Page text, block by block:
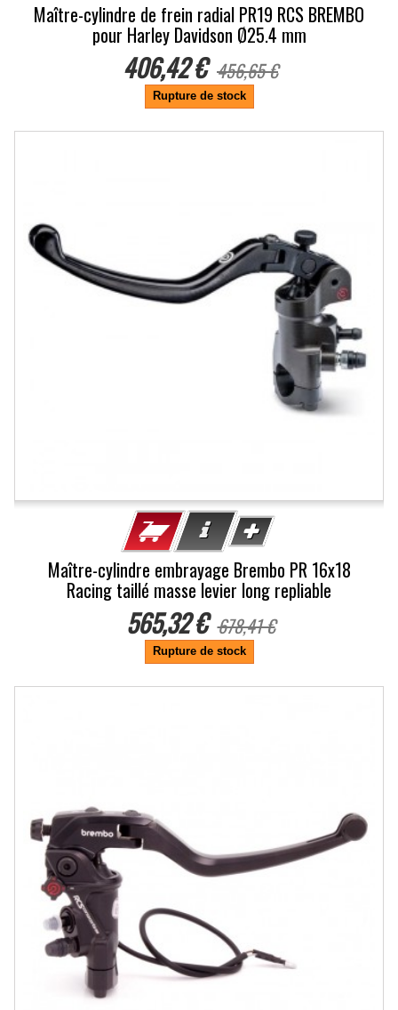
Maître-cylindre de frein radial PR19 RCS BREMBO
pour Harley Davidson Ø25.4 mm
406,42 € 456,65 €
Rupture de stock
Maître-cylindre embrayage Brembo PR 16x18
Racing taillé masse levier long repliable
565,32 € 678,41 €
Rupture de stock